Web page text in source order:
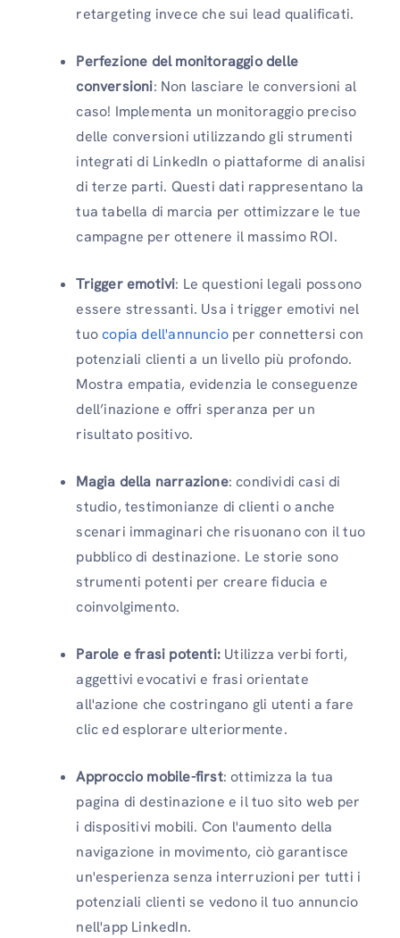
retargeting invece che sui lead qualificati.
Perfezione del monitoraggio delle
conversioni: Non lasciare le conversioni al
caso! Implementa un monitoraggio preciso
delle conversioni utilizzando gli strumenti
integrati di LinkedIn o piattaforme di analisi
di terze parti. Questi dati rappresentano la
tua tabella di marcia per ottimizzare le tue
campagne per ottenere il massimo ROI.
Trigger emotivi: Le questioni legali possono
essere stressanti. Usa i trigger emotivi nel
tuocopia dell'annuncio per connettersi con
potenziali clienti a un livello più profondo.
Mostra empatia, evidenzia le conseguenze
dell’inazione e offri speranza per un
risultato positivo.
Magia della narrazione: condividi casi di
studio, testimonianze di clienti o anche
scenari immaginari che risuonano con il tuo
pubblico di destinazione. Le storie sono
strumenti potenti per creare fiducia e
coinvolgimento.
Parole e frasi potenti: Utilizza verbi forti,
aggettivi evocativi e frasi orientate
all'azione che costringano gli utenti a fare
clic ed esplorare ulteriormente.
Approccio mobile-first: ottimizza la tua
pagina di destinazione e il tuo sito web per
i dispositivi mobili. Con l'aumento della
navigazione in movimento, ciò garantisce
un'esperienza senza interruzioni per tutti i
potenziali clienti se vedono il tuo annuncio
nell'app LinkedIn.